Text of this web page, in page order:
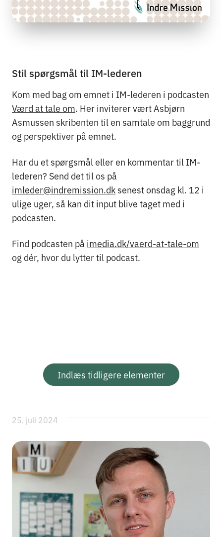
Stil spørgsmål til IM-lederen
Kom med bag om emnet i IM-lederen i podcasten
Værd at tale om. Her inviterer vært Asbjørn
Asmussen skribenten til en samtale om baggrund
og perspektiver på emnet.
Har du et spørgsmål eller en kommentar til IM-
lederen? Send det til os på
imleder@indremission.dksenest onsdag kl. 12 i
ulige uger, så kan dit input blive taget med i
podcasten.
Find podcasten på imedia.dk/vaerd-at-tale-om
og dér, hvor du lytter til podcast.
Indlæs tidligere elementer
25. juli 2024